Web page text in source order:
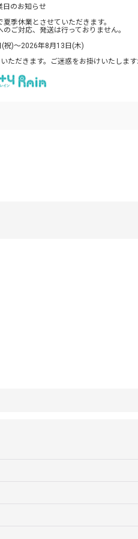
日のお知らせ
季休業とさせていただきます。
ご対応、発送は行っておりません。
)～2026年8月13日(木)
だきます。ご迷惑をお掛けいたします